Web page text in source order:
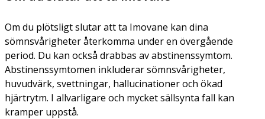
Om du plötsligt slutar att ta Imovane kan dina
sömnsvårigheter återkomma under en övergående
period. Du kan också drabbas av abstinenssymtom.
Abstinenssymtomen inkluderar sömnsvårigheter,
huvudvärk, svettningar, hallucinationer och ökad
hjärtrytm. I allvarligare och mycket sällsynta fall kan
kramper uppstå.